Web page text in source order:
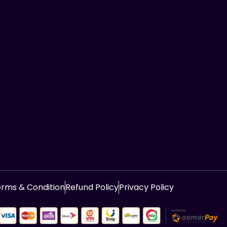
& ConditionRefund PolicyPrivacy Policy